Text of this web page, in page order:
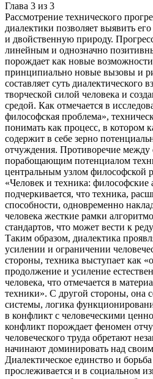
Глава 3 из 3
Рассмотрение технического
диалектики позволяет выявить
и двойственную природу.
линейным и однозначно
порождает как новые возможности
принципиально новые вызовы и
составляет суть диалектического
творческой силой человека и
средой. Как отмечается в
философская проблема»,
понимать как процесс, в котором
содержит в себе зерно
отчуждения. Противоречие
порабощающим потенциалом
центральным узлом философской
«Человек и техника: философские
подчеркивается, что техника,
способности, одновременно
человека жесткие рамки
стандартов, что может вести к
Таким образом, диалектика
усилении и ограничении
стороны, техника выступает как
продолжение и усиление
человека, что отмечается в
техники». С другой стороны, она
системы, логика
в конфликт с человеческими
конфликт порождает феномен
человеческого труда обретают
начинают доминировать над своим
Диалектическое единство и
прослеживается и в социальном